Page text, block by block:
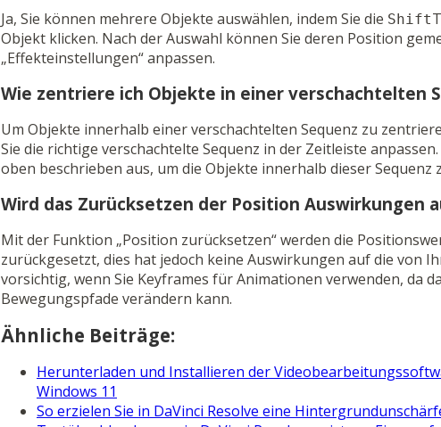
Ja, Sie können mehrere Objekte auswählen, indem Sie die Shift
Objekt klicken. Nach der Auswahl können Sie deren Position
„Effekteinstellungen“ anpassen.
Wie zentriere ich Objekte in einer verschachtelten
Um Objekte innerhalb einer verschachtelten Sequenz zu
Sie die richtige verschachtelte Sequenz in der Zeitleiste
oben beschrieben aus, um die Objekte innerhalb dieser Sequenz
Wird das Zurücksetzen der Position Auswirkungen
Mit der Funktion „Position zurücksetzen“ werden die
zurückgesetzt, dies hat jedoch keine Auswirkungen auf die von
vorsichtig, wenn Sie Keyframes für Animationen verwenden, da
Bewegungspfade verändern kann.
Ähnliche Beiträge:
Herunterladen und Installieren der
Windows 11
So erzielen Sie in DaVinci Resolve eine